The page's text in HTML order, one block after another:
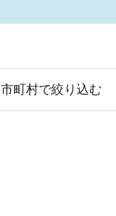
市町村で絞り込む